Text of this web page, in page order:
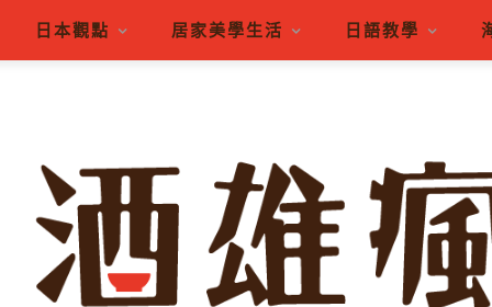
日本觀點 居家美學生活 日語教學